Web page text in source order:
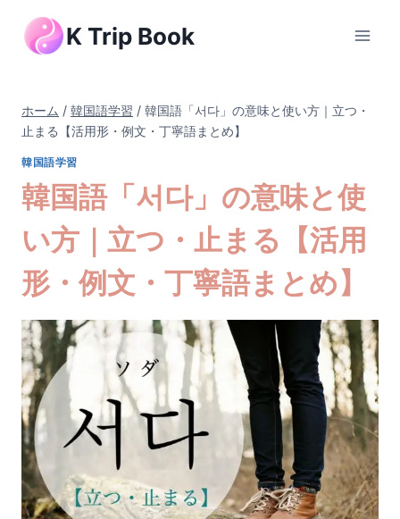
K Trip Book
ホーム / 韓国語学習 / 韓国語「서다」の意味と使い方｜立つ・
止まる【活用形・例文・丁寧語まとめ】
韓国語学習
韓国語「서다」の意味と使
い方｜立つ・止まる【活用
形・例文・丁寧語まとめ】